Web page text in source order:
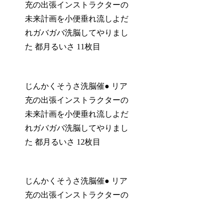
充の出張インストラクターの
未来計画を小便垂れ流しよだ
れガバガバ洗脳してやりまし
た 都月るいさ 11枚目
じんかくそうさ洗脳催● リア
充の出張インストラクターの
未来計画を小便垂れ流しよだ
れガバガバ洗脳してやりまし
た 都月るいさ 12枚目
じんかくそうさ洗脳催● リア
充の出張インストラクターの